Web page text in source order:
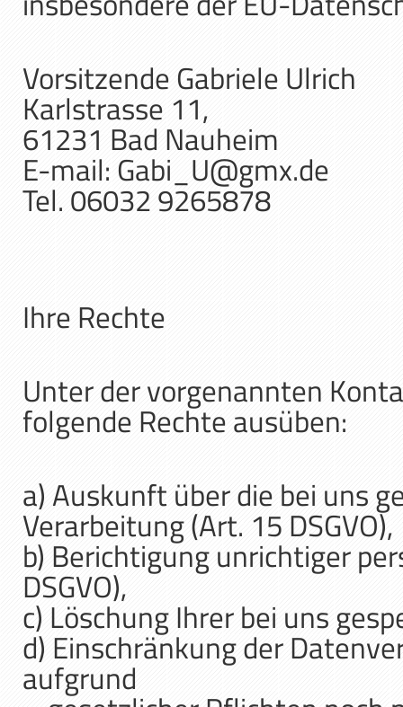
Vorsitzende Gabriele Ulrich
Karlstrasse 11,
61231 Bad Nauheim
E-mail: Gabi_U@gmx.de
Tel. 06032 9265878
Ihre Rechte
Unter der vorgenannten
folgende Rechte ausüben:
a) Auskunft über die bei uns
Verarbeitung (Art. 15 DSGVO),
b) Berichtigung unrichtiger
DSGVO),
c) Löschung Ihrer bei uns
d) Einschränkung der
aufgrund